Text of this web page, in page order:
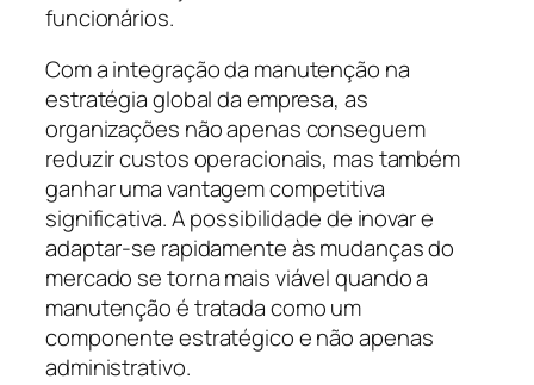
funcionários.
Com a integração da manutenção na
estratégia global da empresa, as
organizações não apenas conseguem
reduzir custos operacionais, mas também
ganhar uma vantagem competitiva
significativa. A possibilidade de inovar e
adaptar-se rapidamente às mudanças do
mercado se torna mais viável quando a
manutenção é tratada como um
componente estratégico e não apenas
administrativo.